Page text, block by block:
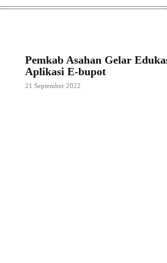
Pemkab Asahan Gelar
Aplikasi E-bupot
21 September 2022